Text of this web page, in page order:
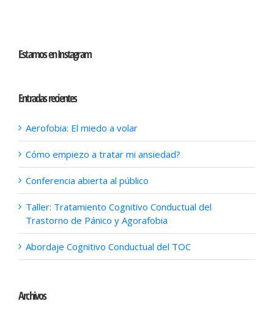
Estamos en Instagram
Entradas recientes
Aerofobia: El miedo a volar
Cómo empiezo a tratar mi ansiedad?
Conferencia abierta al público
Taller: Tratamiento Cognitivo Conductual del
Trastorno de Pánico y Agorafobia
Abordaje Cognitivo Conductual del TOC
Archivos